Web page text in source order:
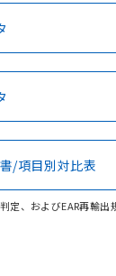
項・凡例
在する可能性が
/項目別対比表
定、およびEAR再輸出